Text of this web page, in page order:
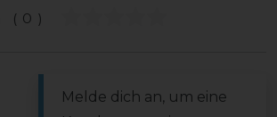
(0)
Melde dich an, um eine